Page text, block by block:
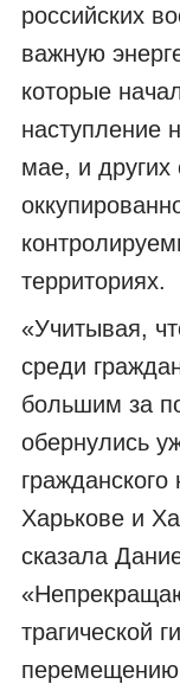
российских
важную
которые
наступление
мае, и других
территориях.
«Учитывая,
среди
большим за
обернулись
Харькове и
сказала
трагической
перемещению